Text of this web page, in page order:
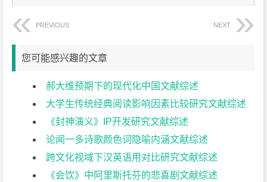
PREVIOUS NEXT
您可能感兴趣的文章
郝大维预期下的现代化中国文献综述
大学生传统经典阅读影响因素比较研究文献综述
《封神演义》IP开发研究文献综述
论闻一多诗歌颜色词隐喻内涵文献综述
跨文化视域下汉英语用对比研究文献综述
《会饮》中阿里斯托芬的悲喜剧文献综述